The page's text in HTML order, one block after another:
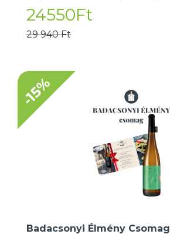
24550Ft
29 940 Ft
-15%
Badacsonyi Élmény Csomag